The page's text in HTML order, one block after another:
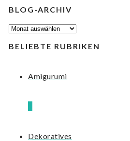
BLOG-ARCHIV
BLOG-
BELIEBTE RUBRIKEN
Amigurumi
Dekoratives